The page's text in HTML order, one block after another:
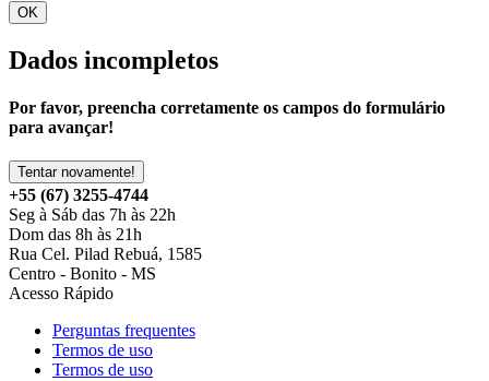
OK
Dados incompletos
Por favor, preencha corretamente os campos do formulário
para avançar!
Tentar novamente!
+55 (67) 3255-4744
Seg à Sáb das 7h às 22h
Dom das 8h às 21h
Rua Cel. Pilad Rebuá, 1585
Centro - Bonito - MS
Acesso Rápido
Perguntas frequentes
Termos de uso
Termos de uso